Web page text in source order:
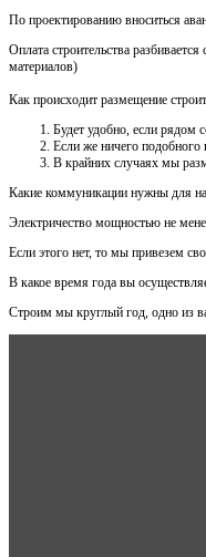
По проектированию вноситься
Оплата строительства
материалов)
Как происходит размещение
Будет удобно, если рядом
Если же ничего
В крайних случаях мы
Какие коммуникации нужны для
Электричество мощностью не
Если этого нет, то мы привезем
В какое время года вы
Строим мы круглый год, одно из